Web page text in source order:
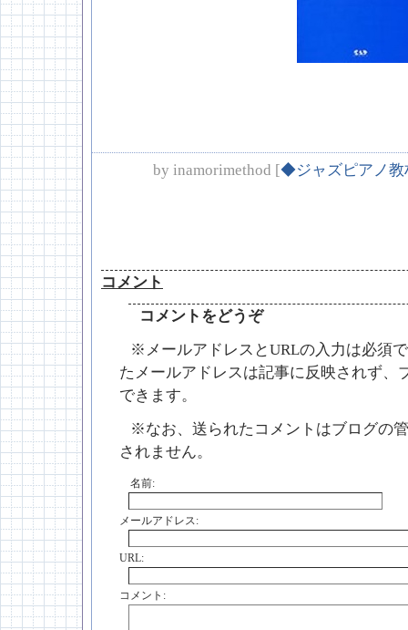
by inamorimethod [◆ジャズピアノ教
コメント
コメントをどうぞ
※メールアドレスとURLの入力は必須
たメールアドレスは記事に反映されず、
できます。
※なお、送られたコメントはブログの
されません。
名前:
メールアドレス:
URL:
コメント: